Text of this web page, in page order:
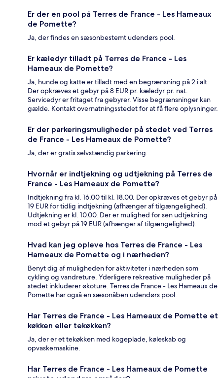
Er der en pool på Terres de France - Les Hameaux
de Pomette?
Ja, der findes en sæsonbestemt udendørs pool.
Er kæledyr tilladt på Terres de France - Les
Hameaux de Pomette?
Ja, hunde og katte er tilladt med en begrænsning på 2 i alt.
Der opkræves et gebyr på 8 EUR pr. kæledyr pr. nat.
Servicedyr er fritaget fra gebyrer. Visse begrænsninger kan
gælde. Kontakt overnatningsstedet for at få flere oplysninger.
Er der parkeringsmuligheder på stedet ved Terres
de France - Les Hameaux de Pomette?
Ja, der er gratis selvstændig parkering.
Hvornår er indtjekning og udtjekning på Terres de
France - Les Hameaux de Pomette?
Indtjekning fra kl. 16.00 til kl. 18.00. Der opkræves et gebyr på
19 EUR for tidlig indtjekning (afhænger af tilgængelighed).
Udtjekning er kl. 10.00. Der er mulighed for sen udtjekning
mod et gebyr på 19 EUR (afhænger af tilgængelighed).
Hvad kan jeg opleve hos Terres de France - Les
Hameaux de Pomette og i nærheden?
Benyt dig af muligheden for aktiviteter i nærheden som
cykling og vandreture. Yderligere rekreative muligheder på
stedet inkluderer økoture. Terres de France - Les Hameaux de
Pomette har også en sæsonåben udendørs pool.
Har Terres de France - Les Hameaux de Pomette et
køkken eller tekøkken?
Ja, der er et tekøkken med kogeplade, køleskab og
opvaskemaskine.
Har Terres de France - Les Hameaux de Pomette